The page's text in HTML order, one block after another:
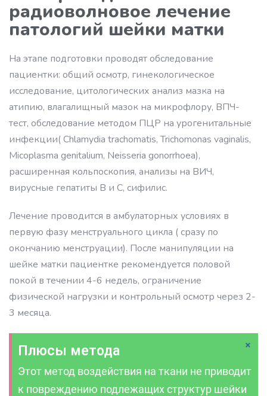
радиоволновое лечение
патологий шейки матки
На этапе подготовки проводят обследование
пациентки: общий осмотр, гинекологическое
исследование, цитологических анализ мазка на
атипию, влагалищный мазок на микрофлору, ВПЧ-
тест, обследование методом ПЦР на урогенитальные
инфекции( Chlamydia trachomatis, Trichomonas vaginalis,
Micoplasma genitalium, Neisseria gonorrhoea),
расширенная кольпоскопия, анализы на ВИЧ,
вирусные гепатиты В и С, сифилис.
Лечение проводится в амбулаторных условиях в
первую фазу менструального цикла ( сразу по
окончанию менструации). После манипуляции на
шейке матки пациентке рекомендуется половой
покой в течении 4-6 недель, ограничение
физической нагрузки и контрольный осмотр через 2-
3 месяца.
Плюсы метода
Этот метод воздействия на ткани не приводит
к повреждению подлежащих структур шейки
×